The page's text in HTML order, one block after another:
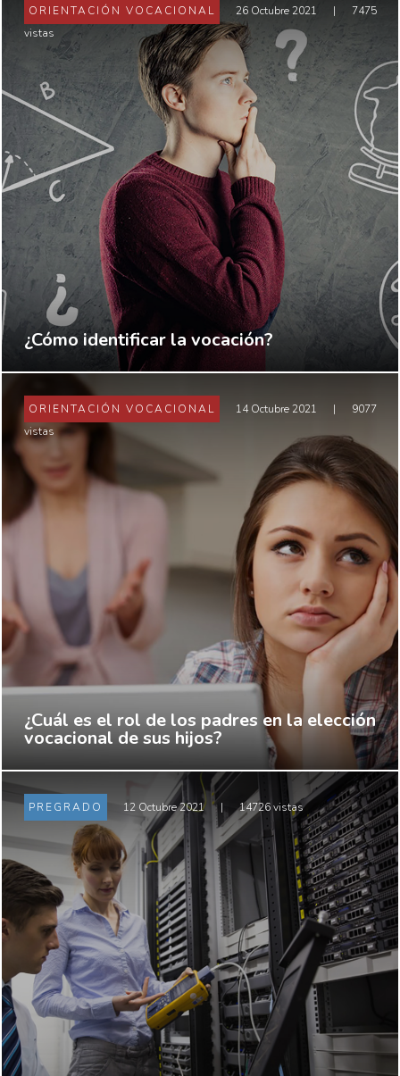
ORIENTACIÓN VOCACIONAL 26 Octubre 2021 |
7475
vistas
¿Cómo identificar la vocación?
ORIENTACIÓN VOCACIONAL 14 Octubre 2021 |
9077
vistas
¿Cuál es el rol de los padres en la elección
vocacional de sus hijos?
PREGRADO 12 Octubre 2021 | 14726 vistas